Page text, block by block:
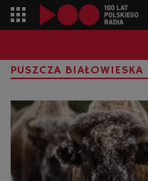
PUSZCZA BIAŁOWIESKA